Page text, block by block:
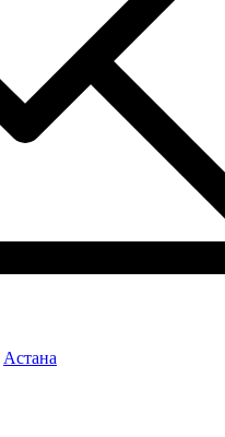
Астана